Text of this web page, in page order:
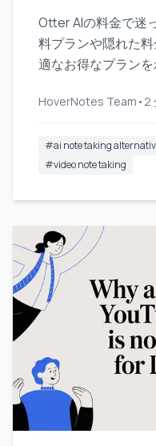
Otter AIの料金で迷
料プランや隠れた
適なお得なプランを
HoverNotes Team • 2
#ai note taking
#video note taking